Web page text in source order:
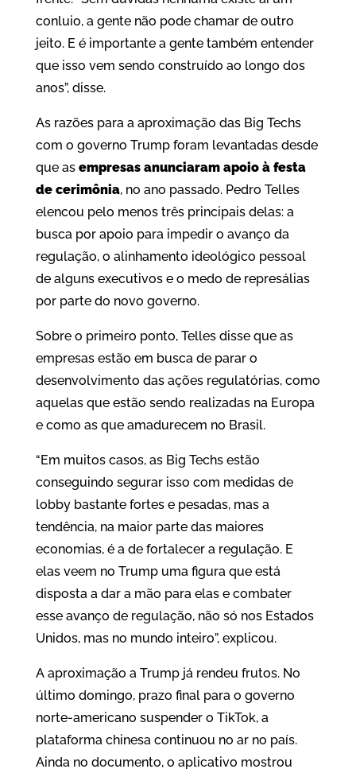
conluio, a gente não pode chamar de outro
jeito. E é importante a gente também entender
que isso vem sendo construído ao longo dos
anos”, disse.
As razões para a aproximação das Big Techs
com o governo Trump foram levantadas desde
que as empresas anunciaram apoio à festa
de cerimônia, no ano passado. Pedro Telles
elencou pelo menos três principais delas: a
busca por apoio para impedir o avanço da
regulação, o alinhamento ideológico pessoal
de alguns executivos e o medo de represálias
por parte do novo governo.
Sobre o primeiro ponto, Telles disse que as
empresas estão em busca de parar o
desenvolvimento das ações regulatórias, como
aquelas que estão sendo realizadas na Europa
e como as que amadurecem no Brasil.
“Em muitos casos, as Big Techs estão
conseguindo segurar isso com medidas de
lobby bastante fortes e pesadas, mas a
tendência, na maior parte das maiores
economias, é a de fortalecer a regulação. E
elas veem no Trump uma figura que está
disposta a dar a mão para elas e combater
esse avanço de regulação, não só nos Estados
Unidos, mas no mundo inteiro”, explicou.
A aproximação a Trump já rendeu frutos. No
último domingo, prazo final para o governo
norte-americano suspender o TikTok, a
plataforma chinesa continuou no ar no país.
Ainda no documento, o aplicativo mostrou